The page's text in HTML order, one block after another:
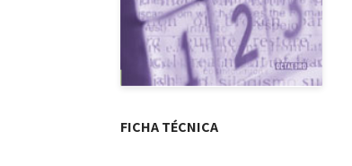
FICHA TÉCNICA